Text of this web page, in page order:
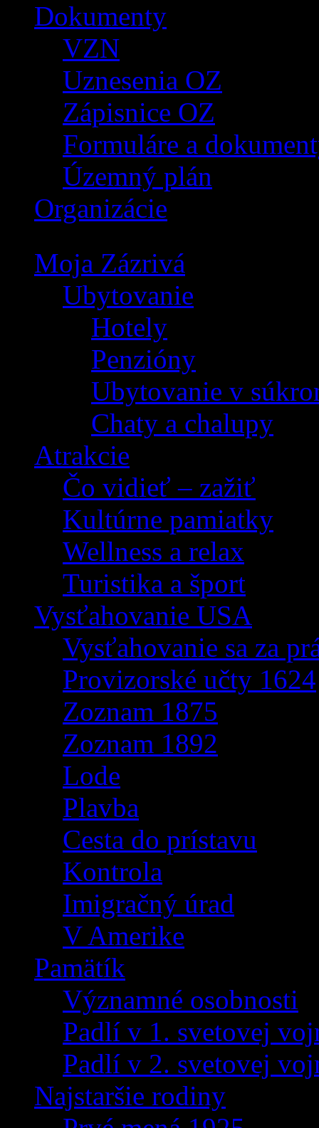
Dokumenty
VZN
Uznesenia OZ
Zápisnice OZ
Formuláre a
Územný plán
Organizácie
Moja Zázrivá
Ubytovanie
Hotely
Penzióny
Ubytovanie v
Chaty a chalupy
Atrakcie
Čo vidieť – zažiť
Kultúrne pamiatky
Wellness a relax
Turistika a šport
Vysťahovanie USA
Vysťahovanie sa za
Provizorské učty 1624
Zoznam 1875
Zoznam 1892
Lode
Plavba
Cesta do prístavu
Kontrola
Imigračný úrad
V Amerike
Pamätík
Významné osobnosti
Padlí v 1. svetovej
Padlí v 2. svetovej
Najstaršie rodiny